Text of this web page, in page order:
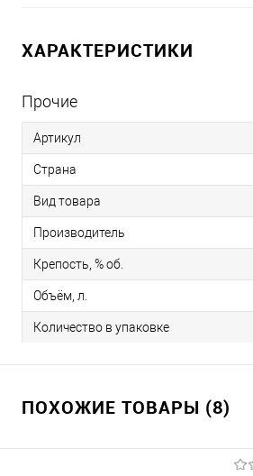
ХАРАКТЕРИСТИКИ
Прочие
Артикул
Страна
Вид товара
Производитель
Крепость, % об.
Объём, л.
Количество в упаковке
ПОХОЖИЕ ТОВАРЫ (8)